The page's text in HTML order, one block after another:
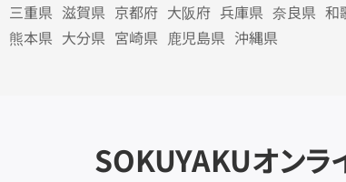
三重県 滋賀県 京都府 大阪府 兵庫県 奈良県 和
熊本県 大分県 宮崎県 鹿児島県 沖縄県
SOKUYAKUオンラ